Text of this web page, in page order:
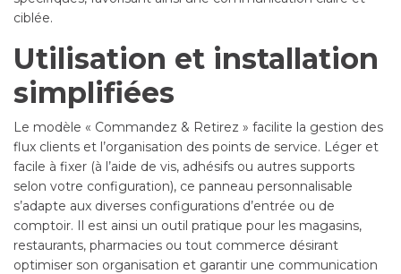
ciblée.
Utilisation et installation
simplifiées
Le modèle « Commandez & Retirez » facilite la gestion des
flux clients et l’organisation des points de service. Léger et
facile à fixer (à l’aide de vis, adhésifs ou autres supports
selon votre configuration), ce panneau personnalisable
s’adapte aux diverses configurations d’entrée ou de
comptoir. Il est ainsi un outil pratique pour les magasins,
restaurants, pharmacies ou tout commerce désirant
optimiser son organisation et garantir une communication